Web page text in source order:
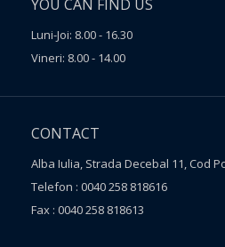
YOU CAN FIND US
Luni-Joi: 8.00 - 16.30
Vineri: 8.00 - 14.00
CONTACT
Alba Iulia, Strada Decebal 11, Cod
Telefon : 0040 258 818616
Fax : 0040 258 818613